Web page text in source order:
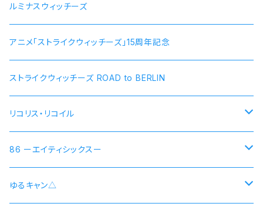
ルミナスウィッチーズ
アニメ「ストライクウィッチーズ」15周年記念
ストライクウィッチーズ ROAD to BERLIN
リコリス・リコイル
錦木千束 DA 1st モデル 腕時計 本数限定商品
井ノ上たきな DA 2nd モデル 腕時計 本数限定商品
86 ーエイティシックスー
シン 連邦国ver モデル
ゆるキャン△